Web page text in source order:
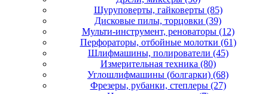
Шуруповерты, гайковерты (85)
Дисковые пилы, торцовки (39)
Мульти-инструмент, реноваторы (12)
Перфораторы, отбойные молотки (61)
Шлифмашины, полирователи (45)
Измерительная техника (80)
Углошлифмашины (болгарки) (68)
Фрезеры, рубанки, степлеры (27)